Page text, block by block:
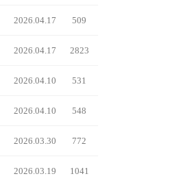
2026.04.17 509
2026.04.17 2823
2026.04.10 531
2026.04.10 548
2026.03.30 772
2026.03.19 1041